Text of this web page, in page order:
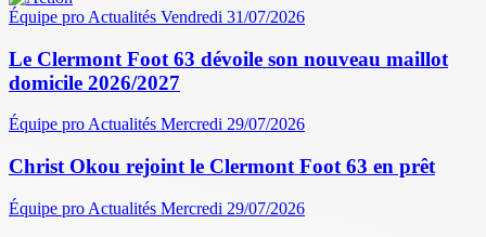
Équipe pro Actualités Vendredi 31/07/2026
Le Clermont Foot 63 dévoile son nouveau maillot
domicile 2026/2027
Équipe proActualités Mercredi 29/07/2026
Christ Okou rejoint le Clermont Foot 63 en prêt
Équipe pro Actualités Mercredi 29/07/2026